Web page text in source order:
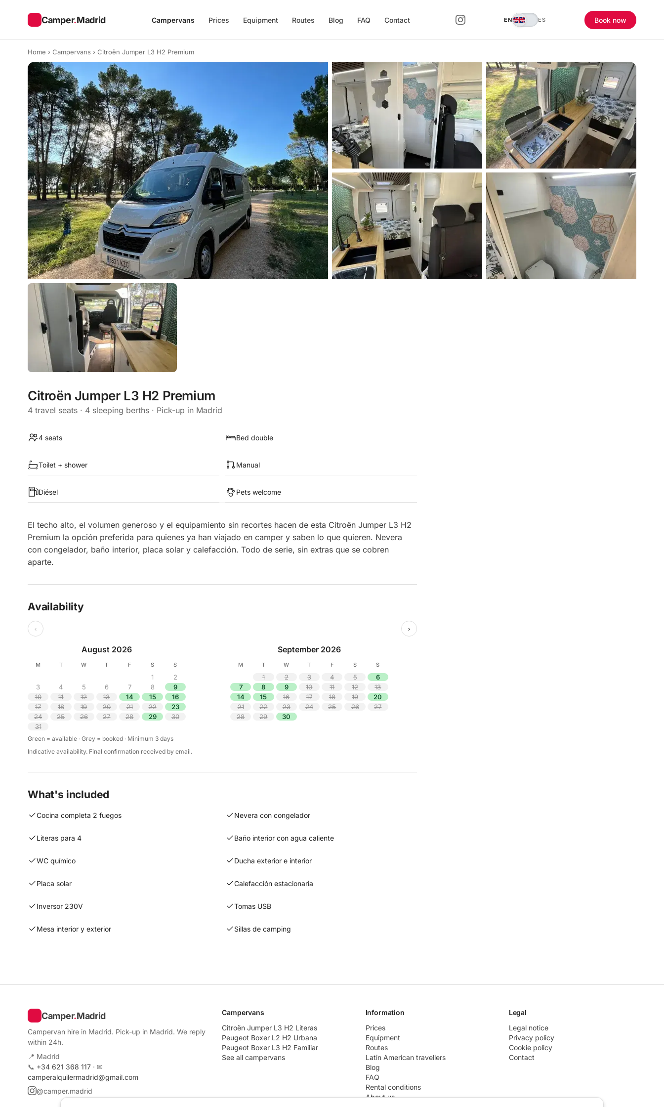
Camper.Madrid Campervans Prices Equipment Routes Blog FAQ Contact EN ES Book now
Home › Campervans › Citroën Jumper L3 H2 Premium
Citroën Jumper L3 H2 Premium
4 travel seats · 4 sleeping berths · Pick-up in Madrid
4 seats Bed double
Toilet + shower Manual
Diésel Pets welcome
El techo alto, el volumen generoso y el equipamiento sin recortes hacen de esta Citroën Jumper L3 H2
Premium la opción preferida para quienes ya han viajado en camper y saben lo que quieren. Nevera
con congelador, baño interior, placa solar y calefacción. Todo de serie, sin extras que se cobren
aparte.
Availability
‹ ›
August 2026
M T W T F S S
1
2
3
4 5 6 7 8
9
10
11 12 13 14 15
16
17
18 19 20 21 22
23
24
25 26 27 28 29
30
31
September 2026
M T W T F S S
1 2 3 4 5
6
7
8 9 10 11 12
13
14
15 16 17 18 19
20
21
22 23 24 25 26
27
28
29 30
Green = available · Grey = booked · Minimum 3 days
Indicative availability. Final confirmation received by email.
What's included
Cocina completa 2 fuegos Nevera con congelador
Literas para 4 Baño interior con agua caliente
WC químico Ducha exterior e interior
Placa solar Calefacción estacionaria
Inversor 230V Tomas USB
Mesa interior y exterior Sillas de camping
Camper.Madrid
Campervan hire in Madrid. Pick-up in Madrid. We reply
within 24h.
📍 Madrid
📞 +34 621 368 117 · ✉
camperalquilermadrid@gmail.com
@camper.madrid
Campervans
Citroën Jumper L3 H2 Literas
Peugeot Boxer L2 H2 Urbana
Peugeot Boxer L3 H2 Familiar
See all campervans
Information
Prices
Equipment
Routes
Latin American travellers
Blog
FAQ
Rental conditions
About us
Legal
Legal notice
Privacy policy
Cookie policy
Contact